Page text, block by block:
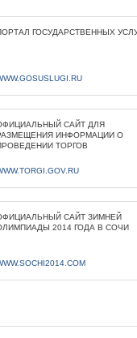
ГОСУДАРСТВЕННЫХ
САЙТ ДЛЯ
ИНФОРМАЦИИ О
ТОРГОВ
САЙТ ЗИМНЕЙ
2014 ГОДА В СОЧИ